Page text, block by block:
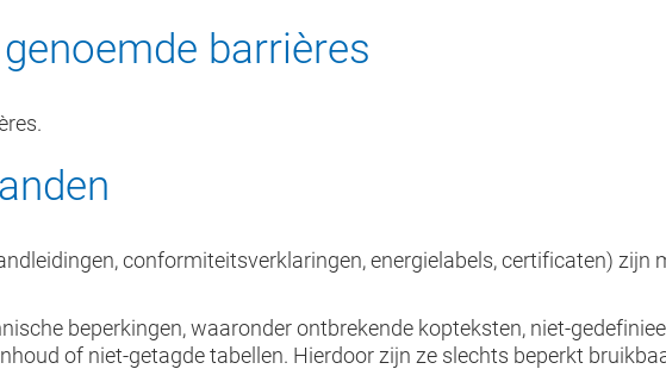
barrières
conformiteitsverklaringen, energielabels, certificaten) zijn
beperkingen, waaronder ontbrekende kopteksten, niet-
of niet-getagde tabellen. Hierdoor zijn ze slechts beperkt